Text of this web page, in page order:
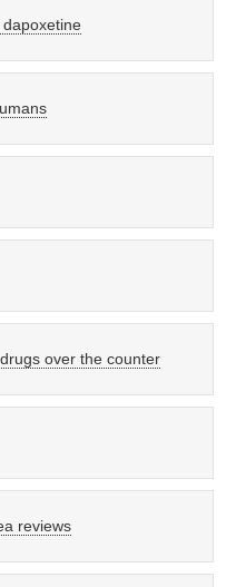
over the counter
reviews